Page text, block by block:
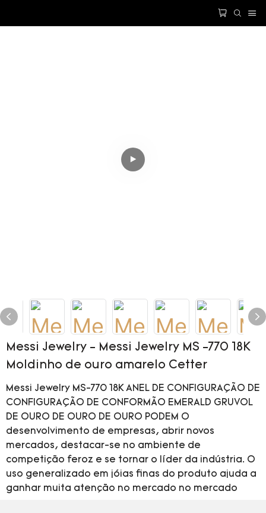
Messi Jewelry - Messi Jewelry MS -770 18K
Moldinho de ouro amarelo Cetter
Messi Jewelry MS-770 18K ANEL DE CONFIGURAÇÃO DE
CONFIGURAÇÃO DE CONFORMÃO EMERALD GRUVOL
DE OURO DE OURO DE OURO PODEM O
desenvolvimento de empresas, abrir novos
mercados, destacar-se no ambiente de
competição feroz e se tornar o líder da indústria. O
uso generalizado em jóias finas do produto ajuda a
ganhar muita atenção no mercado no mercado